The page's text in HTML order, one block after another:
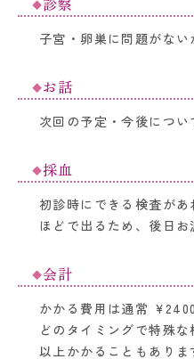
子宮・卵巣に問題がない
お話
次回の予定・今後につい
採血
初診時にできる検査が
ほどで出るため、後日お
会計
かかる費用は通常
どのタイミングで特殊
以上かかることもありま